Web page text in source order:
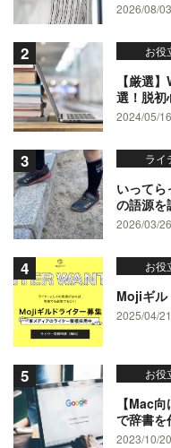
2026/08/
お役
【厳選
選！脱初
2024/05/
ライ
いって
の語源を
2026/03/
お役
Mojiギル
2025/04/
お役
【Mac
で辞書を
2023/10/